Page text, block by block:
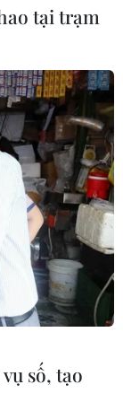
tại trạm
số, tạo